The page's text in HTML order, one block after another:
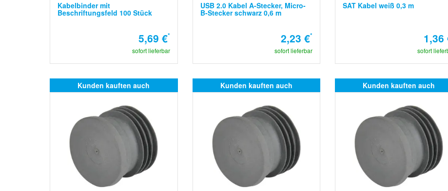
Kabelbinder mit
Beschriftungsfeld 100 Stück
5,69 €*
sofort lieferbar
USB 2.0 Kabel A-Stecker, Micro-
B-Stecker schwarz 0,6 m
2,23 €*
sofort lieferbar
SAT Kabel weiß 0,3 m
1,36
sofort
Kunden kauften auch Kunden kauften auch Kunden kauften auch